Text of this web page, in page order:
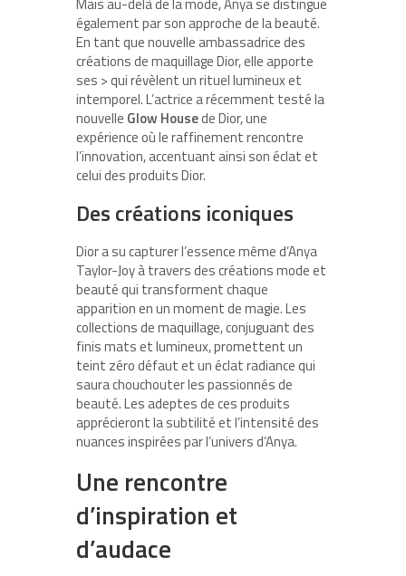
également par son approche de la beauté.
En tant que nouvelle ambassadrice des
créations de maquillage Dior, elle apporte
ses > qui révèlent un rituel lumineux et
intemporel. L’actrice a récemment testé la
nouvelle Glow Housede Dior, une
expérience où le raffinement rencontre
l’innovation, accentuant ainsi son éclat et
celui des produits Dior.
Des créations iconiques
Dior a su capturer l’essence même d’Anya
Taylor-Joy à travers des créations mode et
beauté qui transforment chaque
apparition en un moment de magie. Les
collections de maquillage, conjuguant des
finis mats et lumineux, promettent un
teint zéro défaut et un éclat radiance qui
saura chouchouter les passionnés de
beauté. Les adeptes de ces produits
apprécieront la subtilité et l’intensité des
nuances inspirées par l’univers d’Anya.
Une rencontre
d’inspiration et
d’audace